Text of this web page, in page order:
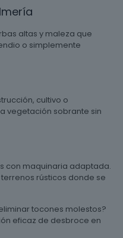
altas y maleza que
o simplemente
cultivo o
vegetación sobrante sin
con maquinaria adaptada.
rústicos donde se
tocones molestos?
eficaz de desbroce en